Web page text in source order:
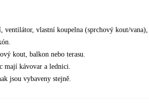
ventilátor, vlastní koupelna (sprchový kout/
kout, balkon nebo terasu.
mají kávovar a lednici.
jsou vybaveny stejně.